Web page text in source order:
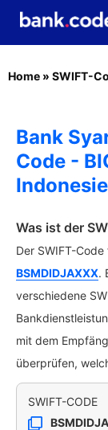
Home » SWIFT-
Bank
Code -
Was ist der
Der SWIFT-
BSMDIDJAXXX.
verschiedene
mit dem
überprüfen,
SWIFT-CODE
BSMDIDJA